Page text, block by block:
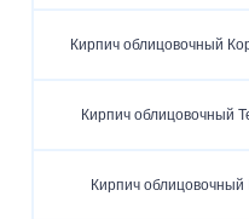
Кирпич облицовочный
Кирпич облицовочный
Кирпич облицовочный